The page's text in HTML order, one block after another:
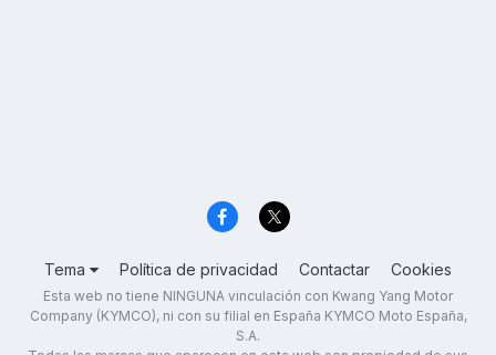
Tema Política de privacidad Contactar Cookies
Esta web no tiene NINGUNA vinculación con Kwang Yang Motor
Company (KYMCO), ni con su filial en España KYMCO Moto España,
S.A.